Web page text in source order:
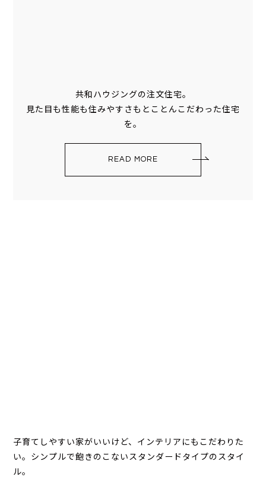
共和ハウジングの注文住宅。
見た目も性能も住みやすさもとことんこだわった住宅
を。
READ MORE
子育てしやすい家がいいけど、インテリアにもこだわりた
い。シンプルで飽きのこないスタンダードタイプのスタイ
ル。